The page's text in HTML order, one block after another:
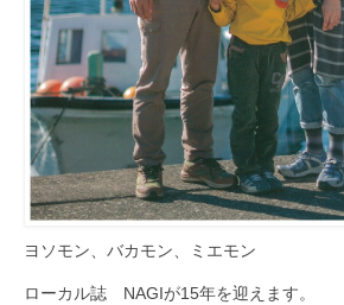
ヨソモン、バカモン、ミエモン
ローカル誌 NAGIが15年を迎えます。